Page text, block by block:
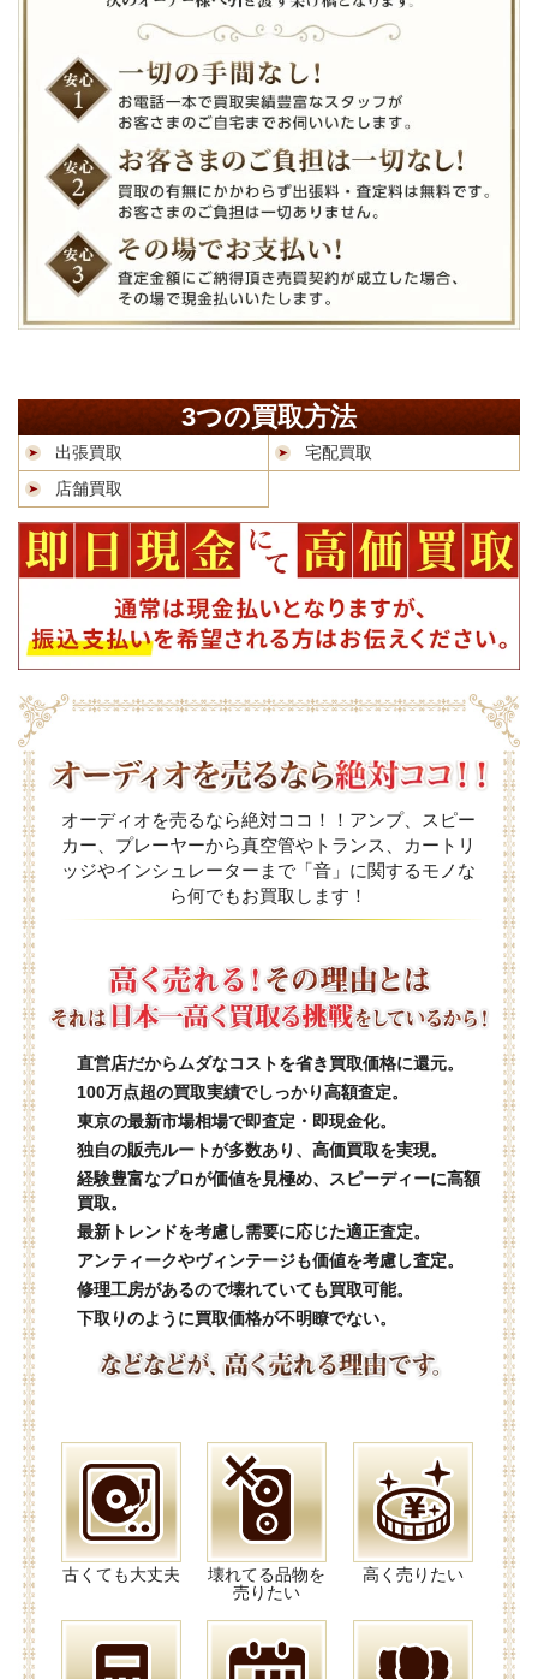
3つの買取方法
出張買取
宅配買取
店舗買取
オーディオを売るなら絶対ココ！！アンプ、スピー
カー、プレーヤーから真空管やトランス、カートリ
ッジやインシュレーターまで「音」に関するモノな
ら何でもお買取します！
直営店だからムダなコストを省き買取価格に還元。
100万点超の買取実績でしっかり高額査定。
東京の最新市場相場で即査定・即現金化。
独自の販売ルートが多数あり、高価買取を実現。
経験豊富なプロが価値を見極め、スピーディーに高額
買取。
最新トレンドを考慮し需要に応じた適正査定。
アンティークやヴィンテージも価値を考慮し査定。
修理工房があるので壊れていても買取可能。
下取りのように買取価格が不明瞭でない。
古くても大丈夫
壊れてる品物を
売りたい
高く売りたい